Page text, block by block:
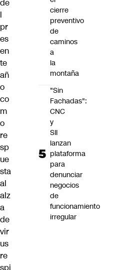
de
l
pr
es
en
te
añ
o
co
m
o
re
sp
ue
sta
al
alz
a
de
vir
us
re
cierre
preventivo
de
caminos
a
la
montaña
"Sin
Fachadas":
CNC
y
SII
lanzan
plataforma
para
denunciar
negocios
de
funcionamiento
irregular